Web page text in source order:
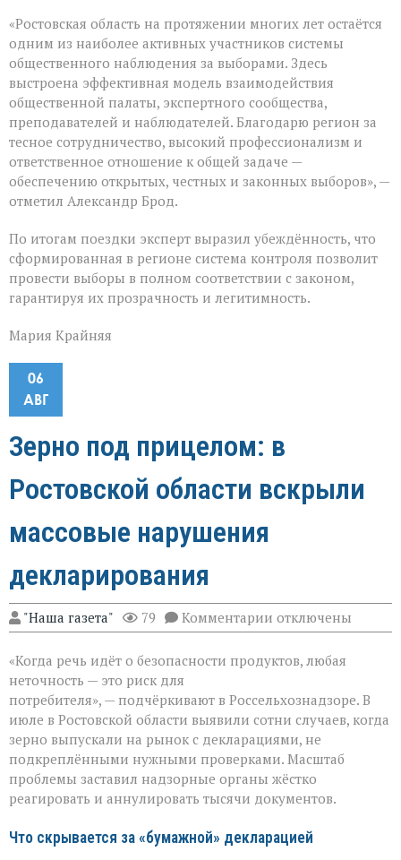
«Ростовская область на протяжении многих лет остаётся
одним из наиболее активных участников системы
общественного наблюдения за выборами. Здесь
выстроена эффективная модель взаимодействия
общественной палаты, экспертного сообщества,
преподавателей и наблюдателей. Благодарю регион за
тесное сотрудничество, высокий профессионализм и
ответственное отношение к общей задаче —
обеспечению открытых, честных и законных выборов», —
отметил Александр Брод.
По итогам поездки эксперт выразил убеждённость, что
сформированная в регионе система контроля позволит
провести выборы в полном соответствии с законом,
гарантируя их прозрачность и легитимность.
Мария Крайняя
06
АВГ
Зерно под прицелом: в
Ростовской области вскрыли
массовые нарушения
декларирования
"Наша газета" 79 Комментарии к
записи
под
Ростовской
области
вскрыли
массовые
нарушения
декларирования
отключены
«Когда речь идёт о безопасности продуктов, любая
неточность — это риск для
потребителя», — подчёркивают в Россельхознадзоре. В
июле в Ростовской области выявили сотни случаев, когда
зерно выпускали на рынок с декларациями, не
подкреплёнными нужными проверками. Масштаб
проблемы заставил надзорные органы жёстко
реагировать и аннулировать тысячи документов.
Что скрывается за «бумажной» декларацией